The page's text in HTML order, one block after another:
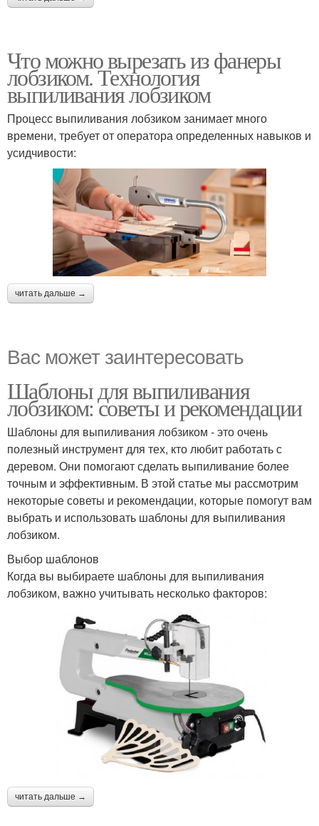
Что можно вырезать из фанеры
лобзиком. Технология
выпиливания лобзиком
Процесс выпиливания лобзиком занимает много
времени, требует от оператора определенных навыков и
усидчивости:
читать дальше →
Вас может заинтересовать
Шаблоны для выпиливания
лобзиком: советы и рекомендации
Шаблоны для выпиливания лобзиком - это очень
полезный инструмент для тех, кто любит работать с
деревом. Они помогают сделать выпиливание более
точным и эффективным. В этой статье мы рассмотрим
некоторые советы и рекомендации, которые помогут вам
выбрать и использовать шаблоны для выпиливания
лобзиком.
Выбор шаблонов
Когда вы выбираете шаблоны для выпиливания
лобзиком, важно учитывать несколько факторов:
читать дальше →